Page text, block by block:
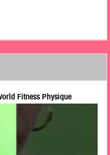
Fitness Physique